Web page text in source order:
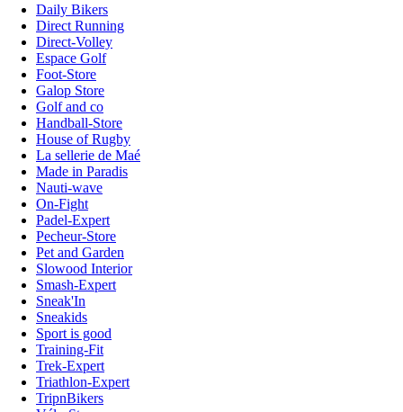
Daily Bikers
Direct Running
Direct-Volley
Espace Golf
Foot-Store
Galop Store
Golf and co
Handball-Store
House of Rugby
La sellerie de Maé
Made in Paradis
Nauti-wave
On-Fight
Padel-Expert
Pecheur-Store
Pet and Garden
Slowood Interior
Smash-Expert
Sneak'In
Sneakids
Sport is good
Training-Fit
Trek-Expert
Triathlon-Expert
TripnBikers